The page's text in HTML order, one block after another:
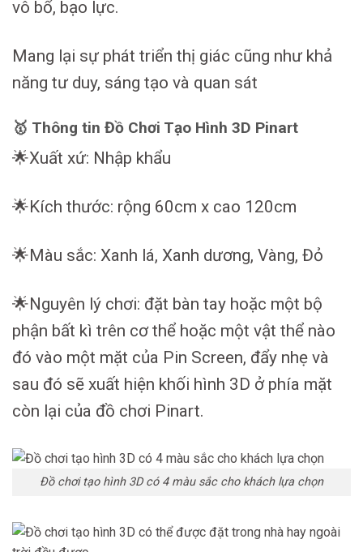
vô bổ, bạo lực.
Mang lại sự phát triển thị giác cũng như khả
năng tư duy, sáng tạo và quan sát
🥇 Thông tin Đồ Chơi Tạo Hình 3D Pinart
🌟Xuất xứ: Nhập khẩu
🌟Kích thước: rộng 60cm x cao 120cm
🌟Màu sắc: Xanh lá, Xanh dương, Vàng, Đỏ
🌟Nguyên lý chơi: đặt bàn tay hoặc một bộ
phận bất kì trên cơ thể hoặc một vật thể nào
đó vào một mặt của Pin Screen, đẩy nhẹ và
sau đó sẽ xuất hiện khối hình 3D ở phía mặt
còn lại của đồ chơi Pinart.
Đồ chơi tạo hình 3D có 4 màu sắc cho khách lựa chọn